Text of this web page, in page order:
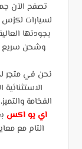
تصفح الآن
لسيارات لكزس
بجودتها
وشحن سريع
نحن في متجر
الفخامة
اي يو اكس
التام مع